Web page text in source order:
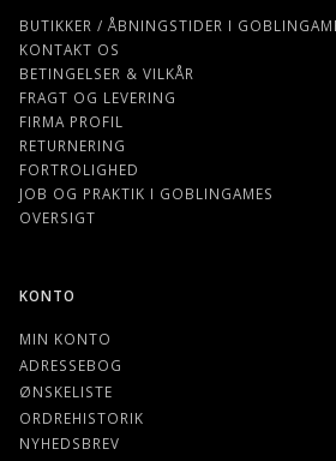
BUTIKKER / ÅBNINGSTIDER I
KONTAKT OS
BETINGELSER & VILKÅR
FRAGT OG LEVERING
FIRMA PROFIL
RETURNERING
FORTROLIGHED
JOB OG PRAKTIK I GOBLINGAMES
OVERSIGT
KONTO
MIN KONTO
ADRESSEBOG
ØNSKELISTE
ORDREHISTORIK
NYHEDSBREV